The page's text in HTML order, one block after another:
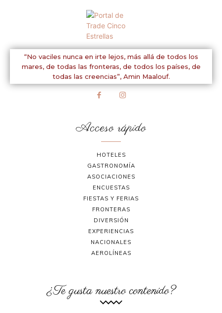
“No vaciles nunca en irte lejos, más allá de todos los
mares, de todas las fronteras, de todos los países, de
todas las creencias”, Amin Maalouf.
Acceso rápido
HOTELES
GASTRONOMÍA
ASOCIACIONES
ENCUESTAS
FIESTAS Y FERIAS
FRONTERAS
DIVERSIÓN
EXPERIENCIAS
NACIONALES
AEROLÍNEAS
¿Te gusta nuestro contenido?